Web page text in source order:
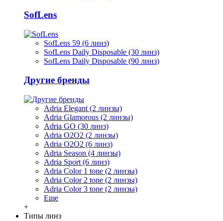
SofLens
SofLens 59 (6 линз)
SofLens Daily Disposable (30 линз)
SofLens Daily Disposable (90 линз)
Другие бренды
Adria Elegant (2 линзы)
Adria Glamorous (2 линзы)
Adria GO (30 линз)
Adria O2O2 (2 линзы)
Adria O2O2 (6 линз)
Adria Season (4 линзы)
Adria Sport (6 линз)
Adria Сolor 1 tone (2 линзы)
Adria Сolor 2 tone (2 линзы)
Adria Сolor 3 tone (2 линзы)
Еще
+
Типы линз